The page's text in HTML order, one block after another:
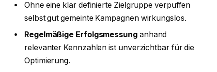
Ohne eine klar definierte Zielgruppe verpuffen
selbst gut gemeinte Kampagnen wirkungslos.
Regelmäßige Erfolgsmessunganhand
relevanter Kennzahlen ist unverzichtbar für die
Optimierung.